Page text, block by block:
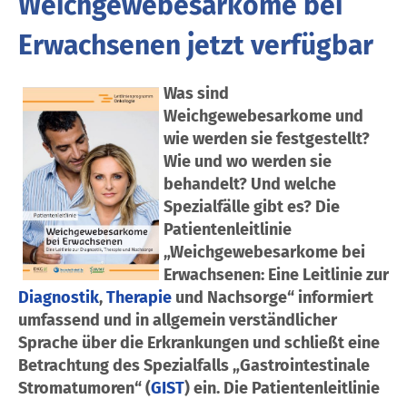
Erwachsenen jetzt verfügbar
Was sind
Weichgewebesarkome und
wie werden sie festgestellt?
Wie und wo werden sie
behandelt? Und welche
Spezialfälle gibt es? Die
Patientenleitlinie
„Weichgewebesarkome bei
Erwachsenen: Eine Leitlinie zur
Diagnostik,Therapie und Nachsorge“ informiert
umfassend und in allgemein verständlicher
Sprache über die Erkrankungen und schließt eine
Betrachtung des Spezialfalls „Gastrointestinale
Stromatumoren“ (GIST) ein. Die Patientenleitlinie